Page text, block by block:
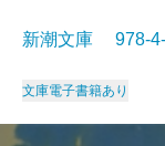
新潮文庫 978-
文庫電子書籍あり